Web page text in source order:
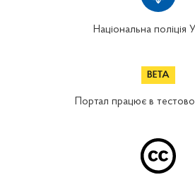
Національна поліція
Портал працює в